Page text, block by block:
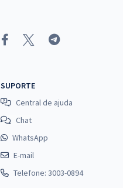
SUPORTE
Central de ajuda
Chat
WhatsApp
E-mail
Telefone: 3003-0894